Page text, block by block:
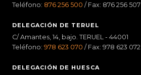
Teléfono: 876 256 500 / Fax: 876 256 507
DELEGACIÓN DE TERUEL
C/ Amantes, 14, bajo. TERUEL - 44001
Teléfono: 978 623 070 / Fax: 978 623 072
DELEGACIÓN DE HUESCA